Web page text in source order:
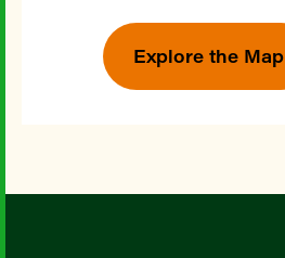
Explore the Map